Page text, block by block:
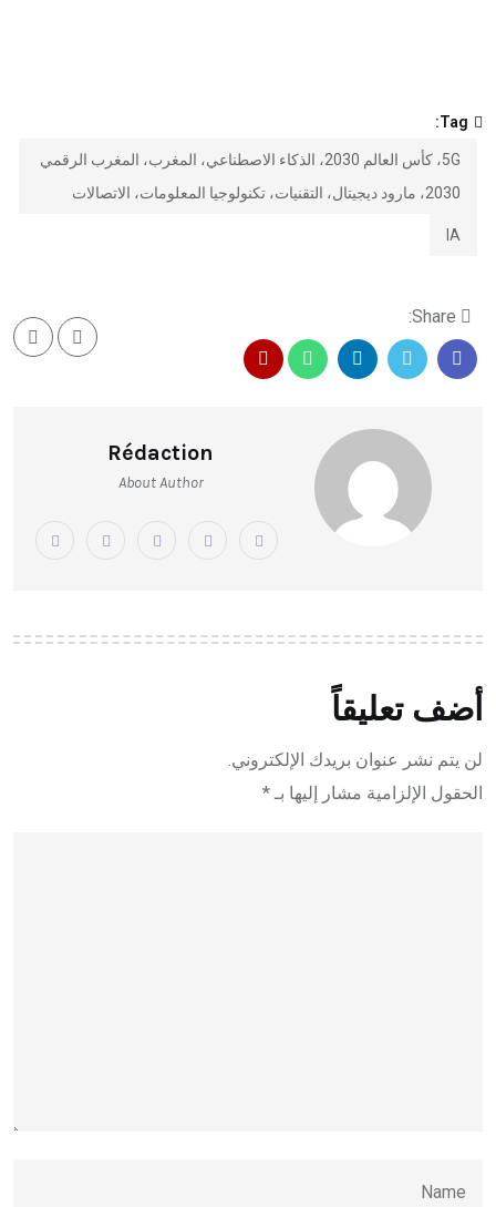
Tag:
5G، كأس العالم 2030، الذكاء الاصطناعي، المغرب، المغرب الرقمي
2030، مارود ديجيتال، التقنيات، تكنولوجيا المعلومات، الاتصالات
IA
Rédaction
About Author
أضف تعليقاً
لن يتم نشر عنوان بريدك الإلكتروني.
الحقول الإلزامية مشار إليها بـ *